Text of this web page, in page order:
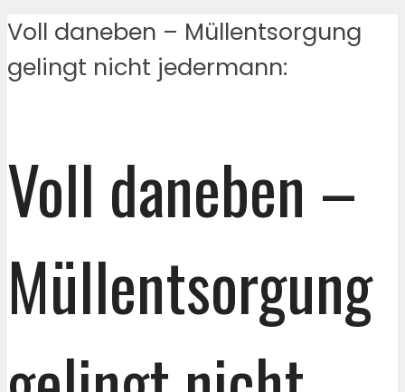
Voll daneben – Müllentsorgung
gelingt nicht jedermann:
Voll daneben –
Müllentsorgung